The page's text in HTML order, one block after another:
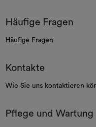
Häufige Fragen
Häufige Fragen
Kontakte
Wie Sie uns kontaktieren
Pflege und Wartung